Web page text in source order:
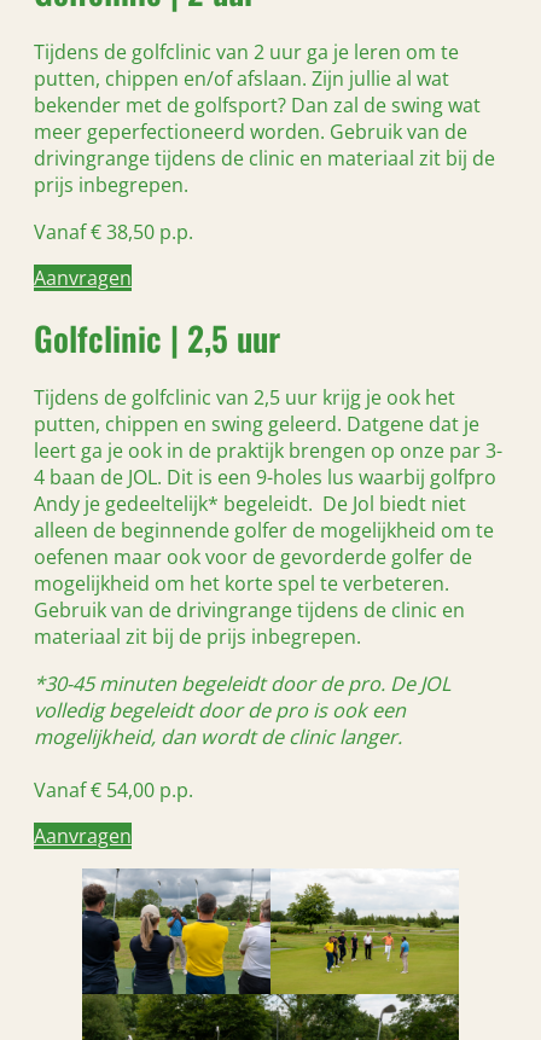
Tijdens de golfclinic van 2 uur ga je leren om te
putten, chippen en/of afslaan. Zijn jullie al wat
bekender met de golfsport? Dan zal de swing wat
meer geperfectioneerd worden. Gebruik van de
drivingrange tijdens de clinic en materiaal zit bij de
prijs inbegrepen.
Vanaf € 38,50 p.p.
Aanvragen
Golfclinic | 2,5 uur
Tijdens de golfclinic van 2,5 uur krijg je ook het
putten, chippen en swing geleerd. Datgene dat je
leert ga je ook in de praktijk brengen op onze par 3-
4 baan de JOL. Dit is een 9-holes lus waarbij golfpro
Andy je gedeeltelijk* begeleidt. De Jol biedt niet
alleen de beginnende golfer de mogelijkheid om te
oefenen maar ook voor de gevorderde golfer de
mogelijkheid om het korte spel te verbeteren.
Gebruik van de drivingrange tijdens de clinic en
materiaal zit bij de prijs inbegrepen.
*30-45 minuten begeleidt door de pro. De JOL
volledig begeleidt door de pro is ook een
mogelijkheid, dan wordt de clinic langer.
Vanaf € 54,00 p.p.
Aanvragen